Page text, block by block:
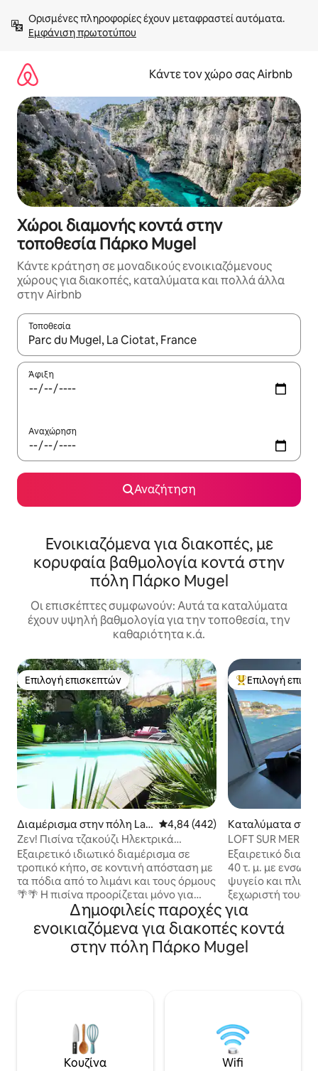
στο
περιεχόμενοΕμφάνιση πρωτοτύπου
Κάντε τον χώρο σας Airbnb
Χώροι διαμονής κοντά στην
τοποθεσία Πάρκο Mugel
Κάντε κράτηση σε μοναδικούς ενοικιαζόμενους
χώρους για διακοπές, καταλύματα και πολλά άλλα
στην Airbnb
Τοποθεσία
Όταν τα αποτελέσματα είναι διαθέσιμα, μπορείτε να
Άφιξη
Αναχώρηση
Αναζήτηση
Ενοικιαζόμενα για διακοπές, με
κορυφαία βαθμολογία κοντά στην
πόλη Πάρκο Mugel
Οι επισκέπτες συμφωνούν: Αυτά τα καταλύματα
έχουν υψηλή βαθμολογία για την τοποθεσία, την
καθαριότητα κ.ά.
Επιλογή επισκεπτών
Επιλογή επισκεπτών
Διαμέρισμα στην πόλη La
Ciotat
Μέση βαθμολογία: 4,84 στα 5,
4,84 (442)
Ζεν! Πισίνα τζακούζι Ηλεκτρικά
ποδήλατα
Εξαιρετικό ιδιωτικό διαμέρισμα σε
τροπικό κήπο, σε κοντινή απόσταση με
τα πόδια από το λιμάνι και τους όρμους
🌴🌴 Η πισίνα προορίζεται μόνο για
τους επισκέπτες μας στην Airbnb. Είναι
100% ιδιωτική - Κλιματισμό
-Περιλαμβάνονται κουρτίνες και
λιμάνι και σε κοντινή απόσταση με τα
πόδια από τις παραλίες.
Κορυφαία
Επιλογή
Καταλύματα
ndol
LOFT SUR MER 3
Εξαιρετικό
40 τ. μ. με
ψυγείο και
ξεχωριστή
άνεση και
ομορφότερη
Εξαιρετική θέα
παραλία
ίδια τοποθεσία:
«Sublime Vue
Δημοφιλείς παροχές για
ενοικιαζόμενα για διακοπές κοντά
στην πόλη Πάρκο Mugel
Κουζίνα Wifi